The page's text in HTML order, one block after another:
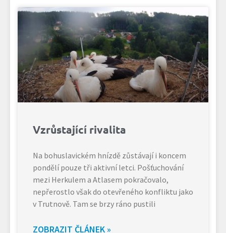
Vzrůstající rivalita
Na bohuslavickém hnízdě zůstávají i koncem
pondělí pouze tři aktivní letci. Pošťuchování
mezi Herkulem a Atlasem pokračovalo,
nepřerostlo však do otevřeného konfliktu jako
v Trutnově. Tam se brzy ráno pustili
ZOBRAZIT ČLÁNEK »